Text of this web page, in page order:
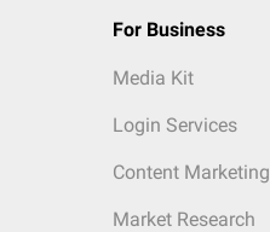
For Business
Media Kit
Login Services
Content Marketing
Market Research